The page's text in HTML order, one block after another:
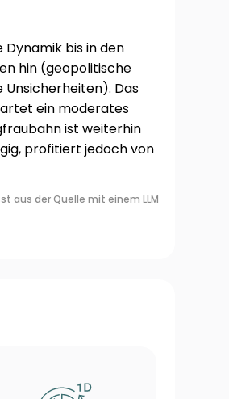
bis in den
hin (geopolitische
Das
ein moderates
ist weiterhin
profitiert jedoch von
aus der Quelle mit einem LLM